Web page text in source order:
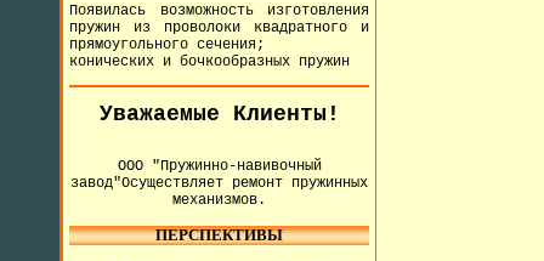
Появилась возможность изготовления
пружин из проволоки квадратного и
прямоугольного сечения;
конических и бочкообразных пружин
Уважаемые Клиенты!
ООО "Пружинно-навивочный
завод"Осуществляет ремонт пружинных
механизмов.
ПЕРСПЕКТИВЫ